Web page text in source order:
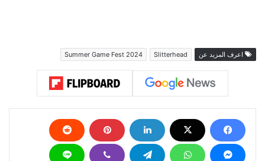
اعرف المزيد عن Slitterhead
Summer Game Fest 2024